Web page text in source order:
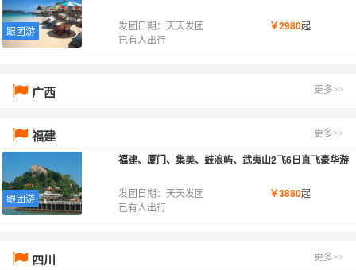
跟团游
发团日期：天天发团
已有人出行
￥2980起
广西 更多>>
福建 更多>>
跟团游
福建、厦门、集美、鼓浪屿、武夷山2飞6日直飞豪华游
发团日期：天天发团
已有人出行
￥3880起
四川 更多>>